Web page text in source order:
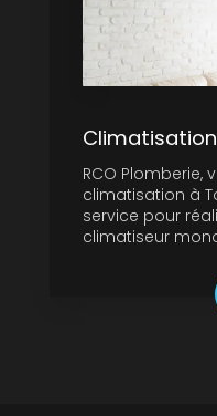
RCO Plomberie,
climatisation à
service pour
climatiseur